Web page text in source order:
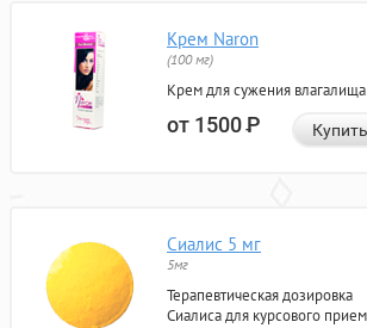
Крем Naron
(100 мг)
Крем для сужения влагалища
от 1500Р Купить
Сиалис 5 мг
5мг
Терапевтическая дозировка
Сиалиса для курсового